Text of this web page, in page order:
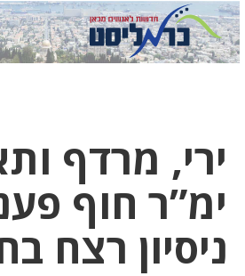
ירי, מרדף
ימ”ר חוף
ניסיון רצח